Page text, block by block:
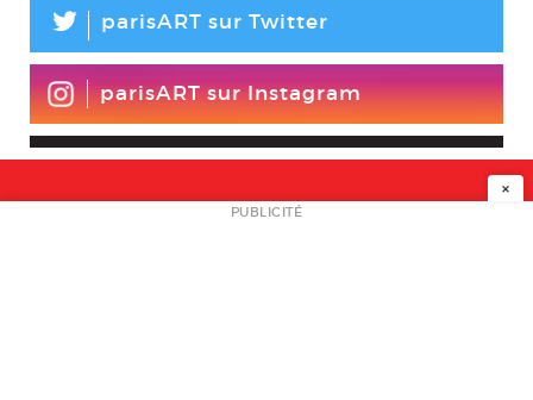
L parisART sur Twitter
parisART sur Instagram
NEWSLETTER
×
PUBLICITÉ